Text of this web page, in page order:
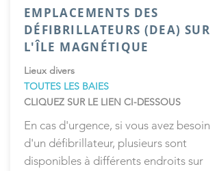
EMPLACEMENTS DES
DÉFIBRILLATEURS (DEA) SUR
L'ÎLE MAGNÉTIQUE
Lieux divers
TOUTES LES BAIES
CLIQUEZ SUR LE LIEN CI-DESSOUS
En cas d'urgence, si vous avez besoin
d'un défibrillateur, plusieurs sont
disponibles à différents endroits sur